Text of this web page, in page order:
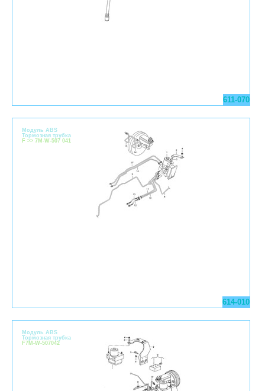
611-070
Модуль ABS
Тормозная трубка
F >> 7M-W-507 041
614-010
Модуль ABS
Тормозная трубка
F7M-W-507042